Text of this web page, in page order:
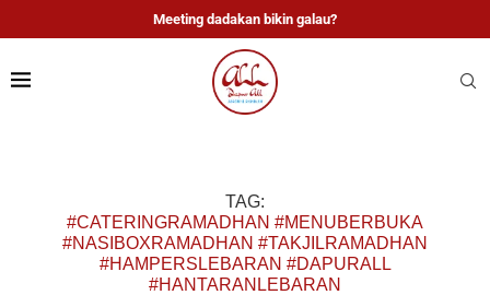
Meeting dadakan bikin galau?
TAG:
#CATERINGRAMADHAN #MENUBERBUKA
#NASIBOXRAMADHAN #TAKJILRAMADHAN
#HAMPERSLEBARAN #DAPURALL
#HANTARANLEBARAN